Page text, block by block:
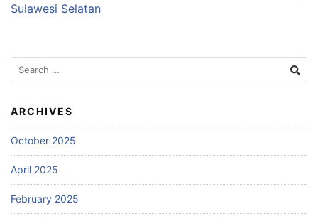
Sulawesi Selatan
Search
for:
ARCHIVES
October 2025
April 2025
February 2025